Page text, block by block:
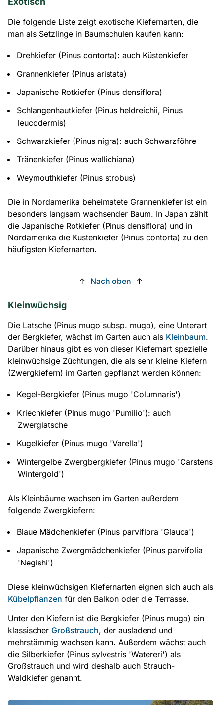
Die folgende Liste zeigt exotische Kiefernarten, die
man als Setzlinge in Baumschulen kaufen kann:
Drehkiefer (Pinus contorta): auch Küstenkiefer
Grannenkiefer (Pinus aristata)
Japanische Rotkiefer (Pinus densiflora)
Schlangenhautkiefer (Pinus heldreichii, Pinus
leucodermis)
Schwarzkiefer (Pinus nigra): auch Schwarzföhre
Tränenkiefer (Pinus wallichiana)
Weymouthkiefer (Pinus strobus)
Die in Nordamerika beheimatete Grannenkiefer ist ein
besonders langsam wachsender Baum. In Japan zählt
die Japanische Rotkiefer (Pinus densiflora) und in
Nordamerika die Küstenkiefer (Pinus contorta) zu den
häufigsten Kiefernarten.
↑ Nach oben ↑
Kleinwüchsig
Die Latsche (Pinus mugo subsp. mugo), eine Unterart
der Bergkiefer, wächst im Garten auch als Kleinbaum.
Darüber hinaus gibt es von dieser Kiefernart spezielle
kleinwüchsige Züchtungen, die als sehr kleine Kiefern
(Zwergkiefern) im Garten gepflanzt werden können:
Kegel-Bergkiefer (Pinus mugo 'Columnaris')
Kriechkiefer (Pinus mugo 'Pumilio'): auch
Zwerglatsche
Kugelkiefer (Pinus mugo 'Varella')
Wintergelbe Zwergbergkiefer (Pinus mugo 'Carstens
Wintergold')
Als Kleinbäume wachsen im Garten außerdem
folgende Zwergkiefern:
Blaue Mädchenkiefer (Pinus parviflora 'Glauca')
Japanische Zwergmädchenkiefer (Pinus parvifolia
'Negishi')
Diese kleinwüchsigen Kiefernarten eignen sich auch als
Kübelpflanzen für den Balkon oder die Terrasse.
Unter den Kiefern ist die Bergkiefer (Pinus mugo) ein
klassischer Großstrauch, der ausladend und
mehrstämmig wachsen kann. Außerdem wächst auch
die Silberkiefer (Pinus sylvestris 'Watereri') als
Großstrauch und wird deshalb auch Strauch-
Waldkiefer genannt.